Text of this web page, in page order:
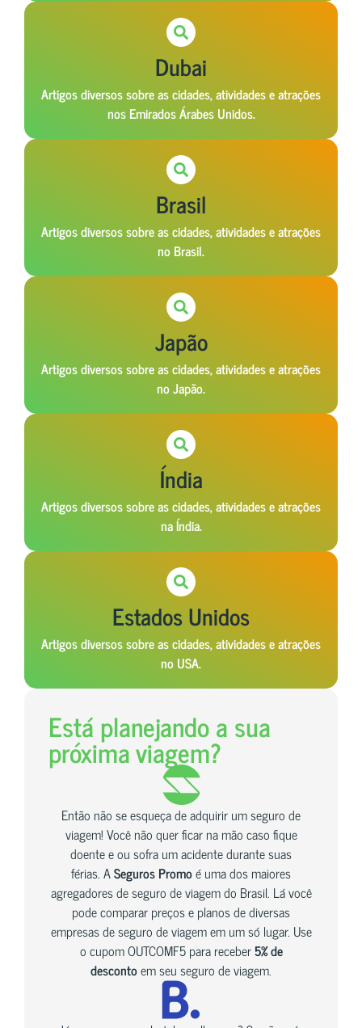
Dubai
Artigos diversos sobre as cidades, atividades e atrações
nos Emirados Árabes Unidos.
Brasil
Artigos diversos sobre as cidades, atividades e atrações
no Brasil.
Japão
Artigos diversos sobre as cidades, atividades e atrações
no Japão.
Índia
Artigos diversos sobre as cidades, atividades e atrações
na Índia.
Estados Unidos
Artigos diversos sobre as cidades, atividades e atrações
no USA.
Está planejando a sua
próxima viagem?
Então não se esqueça de adquirir um seguro de
viagem! Você não quer ficar na mão caso fique
doente e ou sofra um acidente durante suas
férias. ASeguros Promoé uma dos maiores
agregadores de seguro de viagem do Brasil. Lá você
pode comparar preços e planos de diversas
empresas de seguro de viagem em um só lugar. Use
o cupom OUTCOMF5 para receber5% de
descontoem seu seguro de viagem.